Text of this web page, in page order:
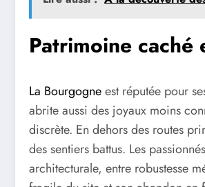
Patrimoine
La Bourgogneest réputée pour
abrite aussi des joyaux moins
discrète. En dehors des routes
des sentiers battus. Les
architecturale, entre robustesse